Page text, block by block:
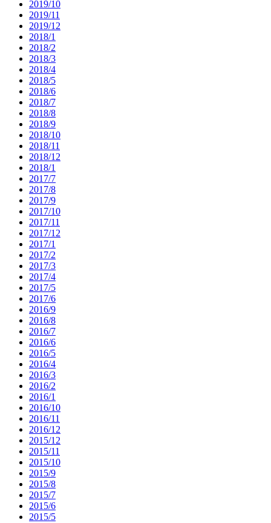
2019/10
2019/11
2019/12
2018/1
2018/2
2018/3
2018/4
2018/5
2018/6
2018/7
2018/8
2018/9
2018/10
2018/11
2018/12
2018/1
2017/7
2017/8
2017/9
2017/10
2017/11
2017/12
2017/1
2017/2
2017/3
2017/4
2017/5
2017/6
2016/9
2016/8
2016/7
2016/6
2016/5
2016/4
2016/3
2016/2
2016/1
2016/10
2016/11
2016/12
2015/12
2015/11
2015/10
2015/9
2015/8
2015/7
2015/6
2015/5